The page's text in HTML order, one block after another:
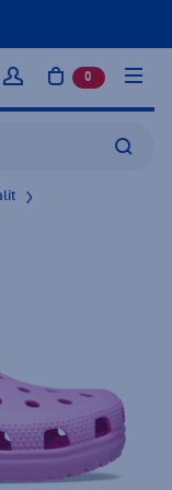
Kirjaudu sisään
0 tuotetta